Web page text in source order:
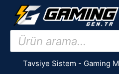
İçeriğe
Products
search
Tavsiye Sistem - Gaming